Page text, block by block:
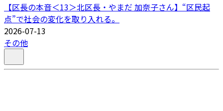
【区長の本音＜13＞北区長・やまだ 加奈子さん】“区民起
点”で社会の変化を取り入れる。
2026-07-13
その他